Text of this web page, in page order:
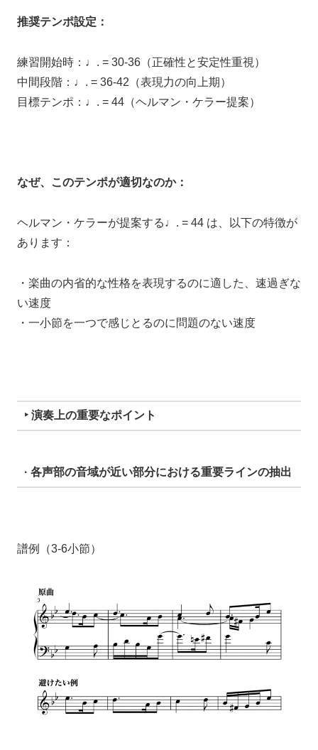
推奨テンポ設定：
練習開始時：♩. = 30-36（正確性と安定性重視）
中間段階：♩. = 36-42（表現力の向上期）
目標テンポ：♩. = 44（ヘルマン・ケラー提案）
なぜ、このテンポが適切なのか：
ヘルマン・ケラーが提案する♩. = 44 は、以下の特徴が
あります：
・楽曲の内省的な性格を表現するのに適した、速過ぎな
い速度
・一小節を一つで感じとるのに問題のない速度
‣ 演奏上の重要なポイント
· 各声部の音域が近い部分における重要ラインの抽出
譜例（3-6小節）